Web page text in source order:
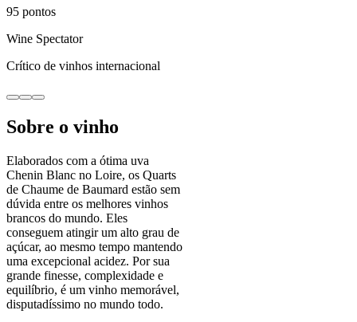
95 pontos
Wine Spectator
Crítico de vinhos internacional
Sobre o vinho
Elaborados com a ótima uva
Chenin Blanc no Loire, os Quarts
de Chaume de Baumard estão sem
dúvida entre os melhores vinhos
brancos do mundo. Eles
conseguem atingir um alto grau de
açúcar, ao mesmo tempo mantendo
uma excepcional acidez. Por sua
grande finesse, complexidade e
equilíbrio, é um vinho memorável,
disputadíssimo no mundo todo.